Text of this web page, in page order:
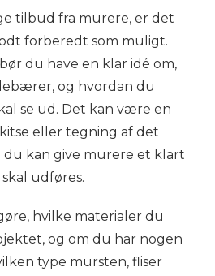
tilbud fra murere, er det
forberedt som muligt.
du have en klar idé om,
og hvordan du
se ud. Det kan være en
eller tegning af det
kan give murere et klart
udføres.
hvilke materialer du
og om du har nogen
type mursten, fliser